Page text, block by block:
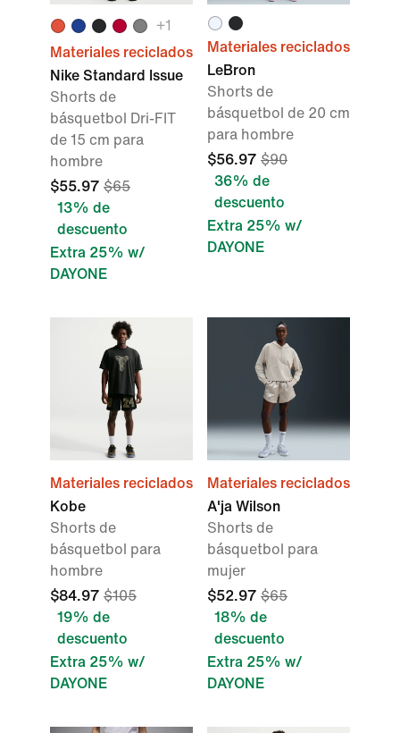
+1
Materiales reciclados
Nike Standard Issue
Shorts de
básquetbol Dri-FIT
de 15 cm para
hombre
$55.97 $65
13% de
descuento
Extra 25% w/
DAYONE
Materiales reciclados
LeBron
Shorts de
básquetbol de 20 cm
para hombre
$56.97 $90
36% de
descuento
Extra 25% w/
DAYONE
Materiales reciclados
Kobe
Shorts de
básquetbol para
hombre
$84.97 $105
19% de
descuento
Extra 25% w/
DAYONE
Materiales reciclados
A'ja Wilson
Shorts de
básquetbol para
mujer
$52.97 $65
18% de
descuento
Extra 25% w/
DAYONE